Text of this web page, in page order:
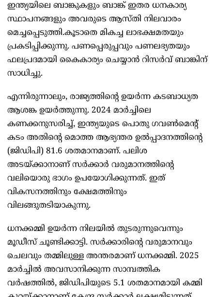
ഇന്ത്യയിലെ ബാങ്കുകളും ബാങ്ക് ഇതര ധനകാര്യ
സ്ഥാപനങ്ങളും അവരുടെ ആസ്തി നിലവാരം
മെച്ചപ്പെടുത്തി.കൂടാതെ മികച്ച ലാഭക്ഷമതയും
പ്രകടിപ്പിക്കുന്നു. പണപ്പെരുപ്പവും പണലഭ്യതയും
ഫലപ്രദമായി കൈകാര്യം ചെയ്യാന്‍ റിസര്‍വ് ബാങ്കിന്
സാധിച്ചു.
എന്നിരുന്നാലും, രാജ്യത്തിന്റെ ഉയര്‍ന്ന കടബാധ്യത
ആശങ്ക ഉയര്‍ത്തുന്നു. 2024 മാര്‍ച്ചിലെ
കണക്കനുസരിച്ച്, ഇന്ത്യയുടെ പൊതു ഗവണ്‍മെന്റ്
കടം അതിന്റെ മൊത്ത ആഭ്യന്തര ഉല്‍പ്പാദനത്തിന്റെ
(ജിഡിപി) 81.6 ശതമാനമാണ്. പലിശ
അടയ്ക്കാനാണ് സര്‍ക്കാര്‍ വരുമാനത്തിന്റെ
വലിയൊരു ഭാഗം ഉപയോഗിക്കുന്നത്. ഇത്
വികസനത്തിനും ക്ഷേമത്തിനും
വിലങ്ങുതടിയാകുന്നു.
ധനക്കമ്മി ഉയര്‍ന്ന നിലയില്‍ തുടരുന്നുവെന്നും
മൂഡീസ് ചൂണ്ടിക്കാട്ടി. സര്‍ക്കാരിന്റെ വരുമാനവും
ചെലവും തമ്മിലുള്ള അന്തരമാണ് ധനക്കമ്മി. 2025
മാര്‍ച്ചില്‍ അവസാനിക്കുന്ന സാമ്പത്തിക
വര്‍ഷത്തില്‍, ജിഡിപിയുടെ 5.1 ശതമാനമായി കമ്മി